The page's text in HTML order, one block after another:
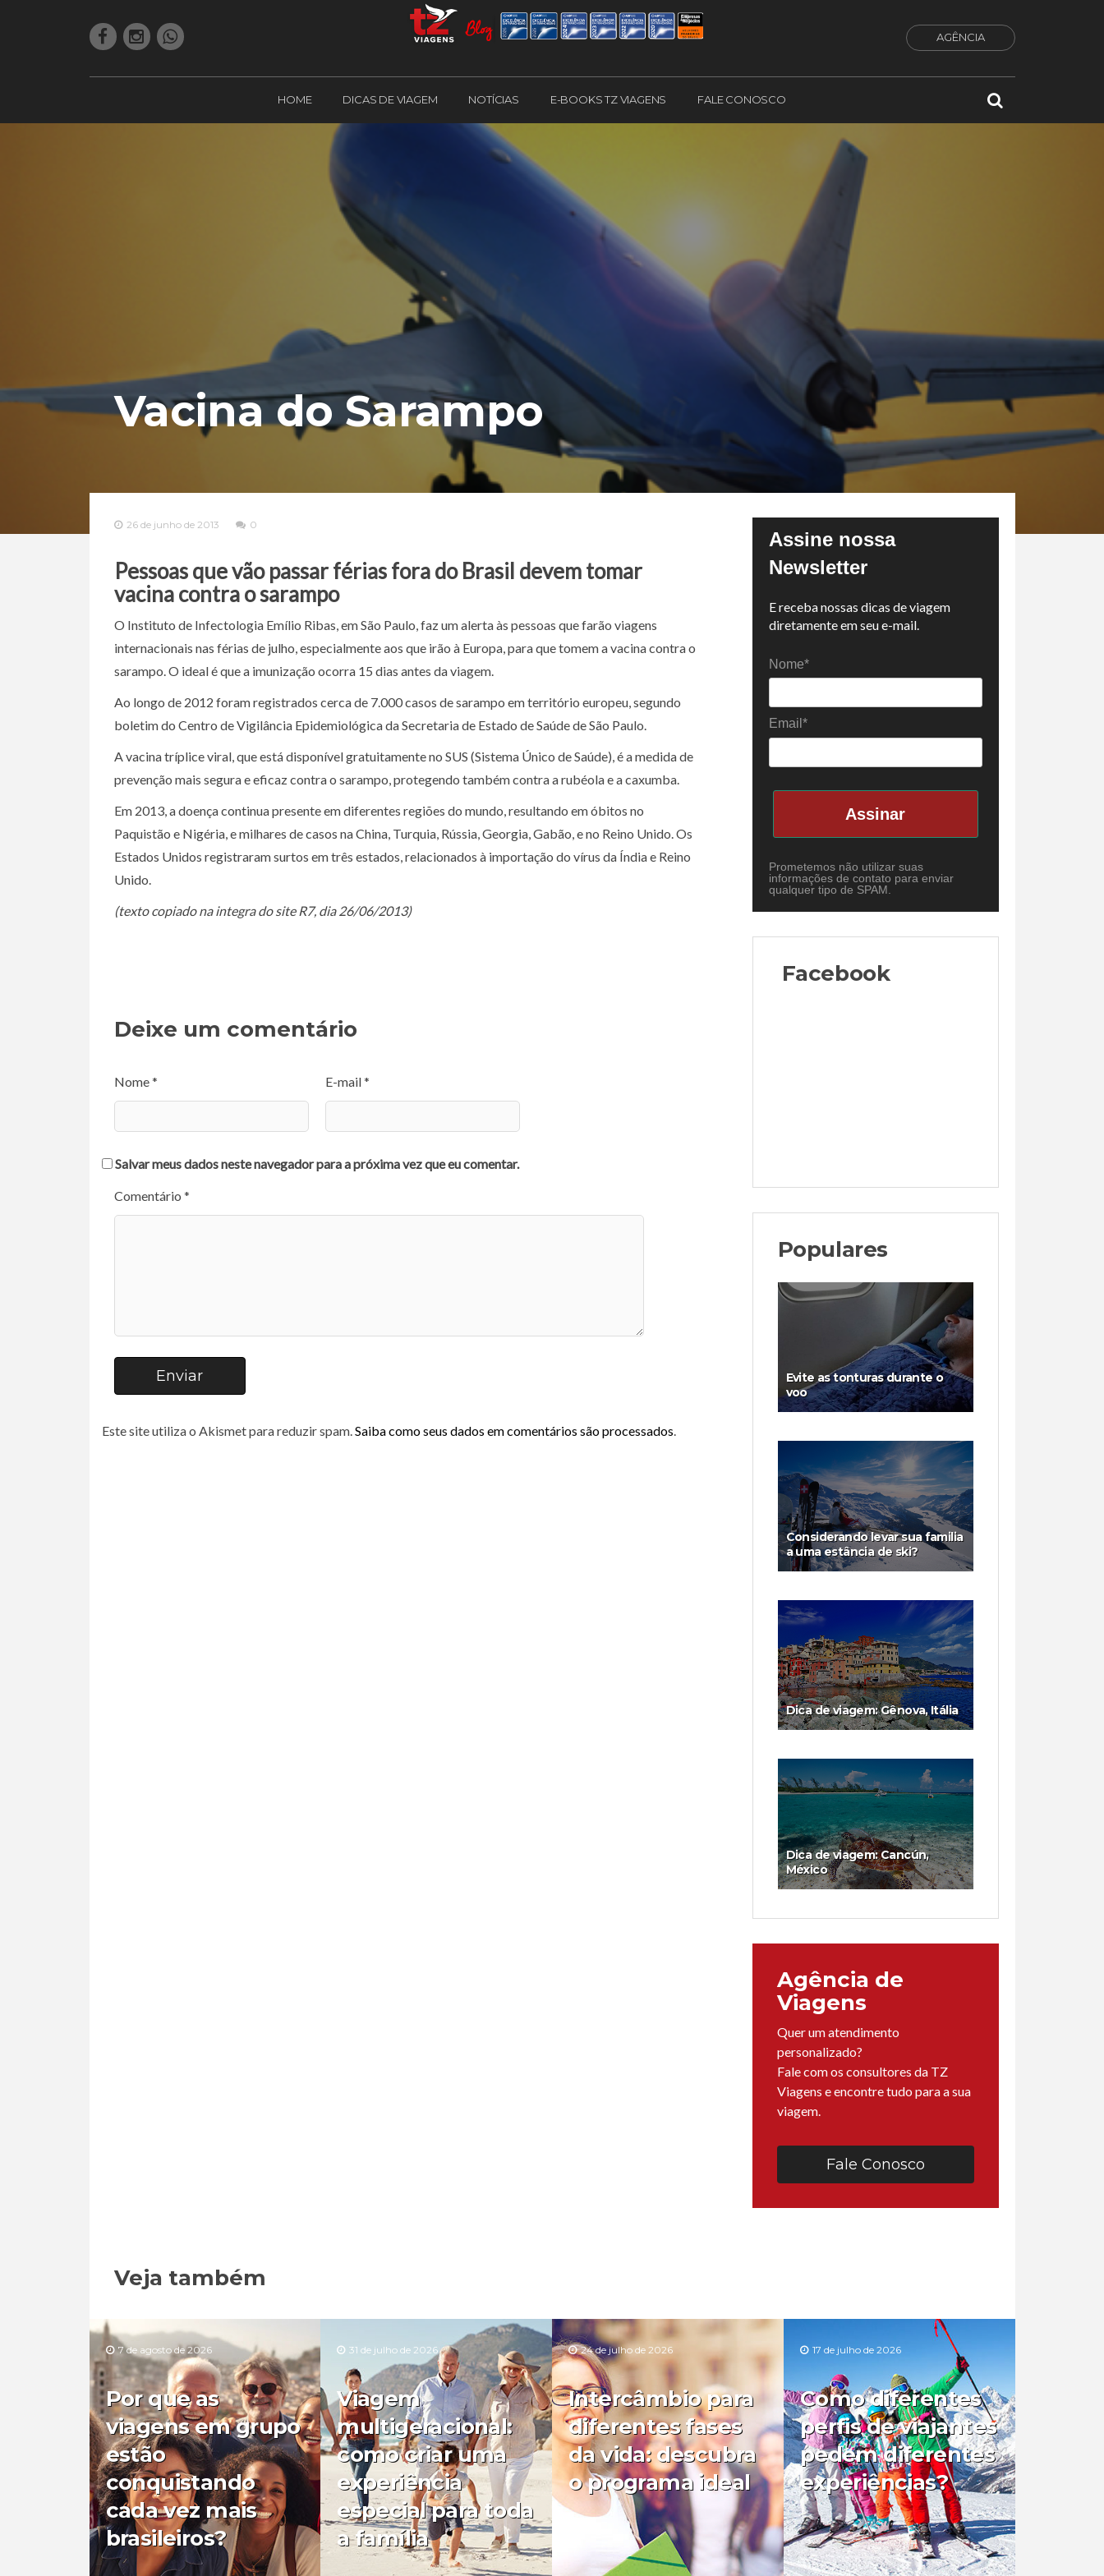
AGÊNCIA
HOME DICAS DE VIAGEM NOTÍCIAS E-BOOKS TZ VIAGENS FALE CONOSCO
Vacina do Sarampo
26 de junho de 2013 0
Pessoas que vão passar férias fora do Brasil devem tomar
vacina contra o sarampo
O Instituto de Infectologia Emílio Ribas, em São Paulo, faz um alerta às pessoas que farão viagens
internacionais nas férias de julho, especialmente aos que irão à Europa, para que tomem a vacina contra o
sarampo. O ideal é que a imunização ocorra 15 dias antes da viagem.
Ao longo de 2012 foram registrados cerca de 7.000 casos de sarampo em território europeu, segundo
boletim do Centro de Vigilância Epidemiológica da Secretaria de Estado de Saúde de São Paulo.
A vacina tríplice viral, que está disponível gratuitamente no SUS (Sistema Único de Saúde), é a medida de
prevenção mais segura e eficaz contra o sarampo, protegendo também contra a rubéola e a caxumba.
Em 2013, a doença continua presente em diferentes regiões do mundo, resultando em óbitos no
Paquistão e Nigéria, e milhares de casos na China, Turquia, Rússia, Georgia, Gabão, e no Reino Unido. Os
Estados Unidos registraram surtos em três estados, relacionados à importação do vírus da Índia e Reino
Unido.
(texto copiado na integra do site R7, dia 26/06/2013)
Deixe um comentário
Nome * E-mail *
Salvar meus dados neste navegador para a próxima vez que eu comentar.
Comentário *
Enviar
Este site utiliza o Akismet para reduzir spam.Saiba como seus dados em comentários são processados.
Assine nossa
Newsletter
E receba nossas dicas de viagem
diretamente em seu e-mail.
Nome*
Email*
Assinar
Prometemos não utilizar suas
informações de contato para enviar
qualquer tipo de SPAM.
Facebook
Populares
Evite as tonturas durante o
voo
Considerando levar sua familia
a uma estância de ski?
Dica de viagem: Gênova, Itália
Dica de viagem: Cancún,
México
Agência de
Viagens
Quer um atendimento
personalizado?
Fale com os consultores da TZ
Viagens e encontre tudo para a sua
viagem.
Fale Conosco
Veja também
7 de agosto de 2026
Por que as
viagens em grupo
estão
conquistando
cada vez mais
brasileiros?
31 de julho de 2026
Viagem
multigeracional:
como criar uma
experiência
especial para toda
a família
24 de julho de 2026
Intercâmbio para
diferentes fases
da vida: descubra
o programa ideal
17 de julho de 2026
Como diferentes
perfis de viajantes
pedem diferentes
experiências?